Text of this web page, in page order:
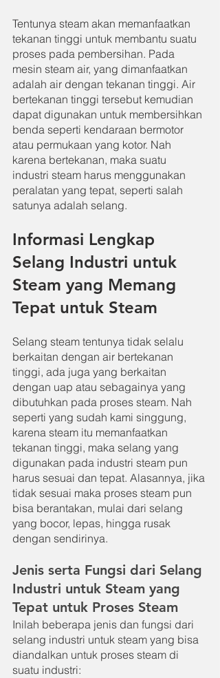
Tentunya steam akan memanfaatkan
tekanan tinggi untuk membantu suatu
proses pada pembersihan. Pada
mesin steam air, yang dimanfaatkan
adalah air dengan tekanan tinggi. Air
bertekanan tinggi tersebut kemudian
dapat digunakan untuk membersihkan
benda seperti kendaraan bermotor
atau permukaan yang kotor. Nah
karena bertekanan, maka suatu
industri steam harus menggunakan
peralatan yang tepat, seperti salah
satunya adalah selang.
Informasi Lengkap
Selang Industri untuk
Steam yang Memang
Tepat untuk Steam
Selang steam tentunya tidak selalu
berkaitan dengan air bertekanan
tinggi, ada juga yang berkaitan
dengan uap atau sebagainya yang
dibutuhkan pada proses steam. Nah
seperti yang sudah kami singgung,
karena steam itu memanfaatkan
tekanan tinggi, maka selang yang
digunakan pada industri steam pun
harus sesuai dan tepat. Alasannya, jika
tidak sesuai maka proses steam pun
bisa berantakan, mulai dari selang
yang bocor, lepas, hingga rusak
dengan sendirinya.
Jenis serta Fungsi dari Selang
Industri untuk Steam yang
Tepat untuk Proses Steam
Inilah beberapa jenis dan fungsi dari
selang industri untuk steam yang bisa
diandalkan untuk proses steam di
suatu industri: